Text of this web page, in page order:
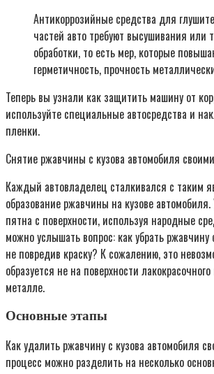
Антикоррозийные средства для
частей авто требуют высушивания или
обработки, то есть мер, которые
герметичность, прочность
Теперь вы узнали как защитить машину от
используйте специальные автосредства и
пленки.
Снятие ржавчины с кузова автомобиля
Каждый автовладелец сталкивался с таким
образование ржавчины на кузове
пятна с поверхности, используя народные
можно услышать вопрос: как убрать ржавчину
не повредив краску? К сожалению, это
образуется не на поверхности
металле.
Основные этапы
Как удалить ржавчину с кузова автомобиля
процесс можно разделить на несколько